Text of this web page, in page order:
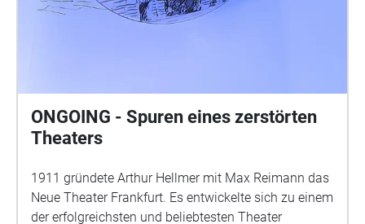
ONGOING - Spuren eines zerstörten
Theaters
1911 gründete Arthur Hellmer mit Max Reimann das
Neue Theater Frankfurt. Es entwickelte sich zu einem
der erfolgreichsten und beliebtesten Theater